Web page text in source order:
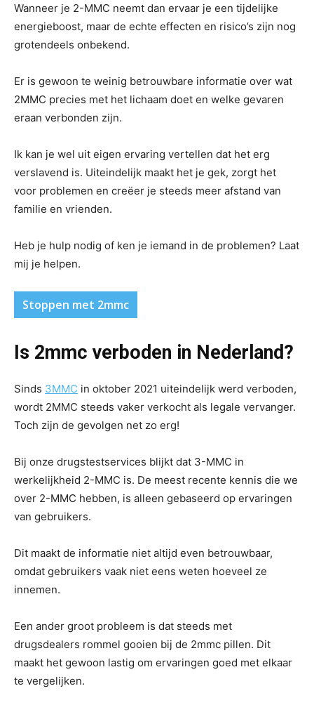
Wanneer je 2-MMC neemt dan ervaar je een tijdelijke
energieboost, maar de echte effecten en risico’s zijn nog
grotendeels onbekend.
Er is gewoon te weinig betrouwbare informatie over wat
2MMC precies met het lichaam doet en welke gevaren
eraan verbonden zijn.
Ik kan je wel uit eigen ervaring vertellen dat het erg
verslavend is. Uiteindelijk maakt het je gek, zorgt het
voor problemen en creëer je steeds meer afstand van
familie en vrienden.
Heb je hulp nodig of ken je iemand in de problemen? Laat
mij je helpen.
Stoppen met 2mmc
Is 2mmc verboden in Nederland?
Sinds 3MMC in oktober 2021 uiteindelijk werd verboden,
wordt 2MMC steeds vaker verkocht als legale vervanger.
Toch zijn de gevolgen net zo erg!
Bij onze drugstestservices blijkt dat 3-MMC in
werkelijkheid 2-MMC is. De meest recente kennis die we
over 2-MMC hebben, is alleen gebaseerd op ervaringen
van gebruikers.
Dit maakt de informatie niet altijd even betrouwbaar,
omdat gebruikers vaak niet eens weten hoeveel ze
innemen.
Een ander groot probleem is dat steeds met
drugsdealers rommel gooien bij de 2mmc pillen. Dit
maakt het gewoon lastig om ervaringen goed met elkaar
te vergelijken.